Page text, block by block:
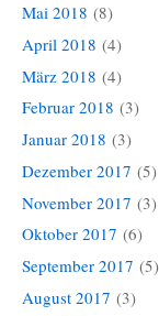
Mai 2018 (8)
April 2018 (4)
März 2018 (4)
Februar 2018 (3)
Januar 2018 (3)
Dezember 2017 (5)
November 2017 (3)
Oktober 2017 (6)
September 2017 (5)
August 2017 (3)